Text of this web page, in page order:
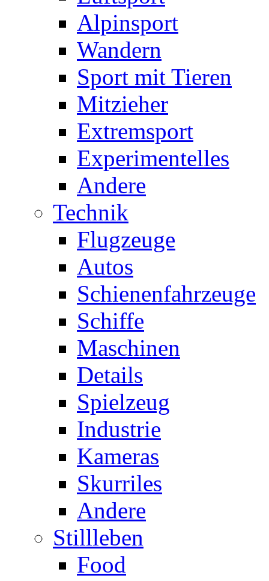
Alpinsport
Wandern
Sport mit Tieren
Mitzieher
Extremsport
Experimentelles
Andere
Technik
Flugzeuge
Autos
Schienenfahrzeuge
Schiffe
Maschinen
Details
Spielzeug
Industrie
Kameras
Skurriles
Andere
Stillleben
Food